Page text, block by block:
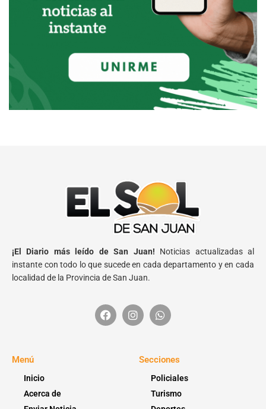
¡El Diario más leído de San Juan! Noticias actualizadas al
instante con todo lo que sucede en cada departamento y en cada
localidad de la Provincia de San Juan.
Menú
Inicio
Acerca de
Secciones
Policiales
Turismo